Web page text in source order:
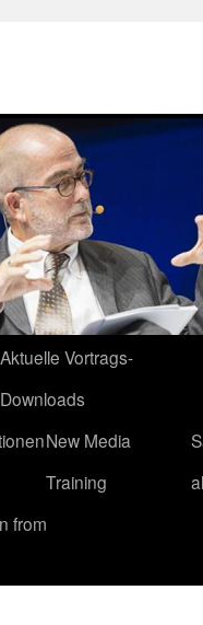
Aktuelle Vortrags-
Downloads
New Media
Training
from